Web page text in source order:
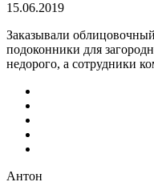
15.06.2019
Заказывали
подоконники для
недорого, а сотрудники
Антон